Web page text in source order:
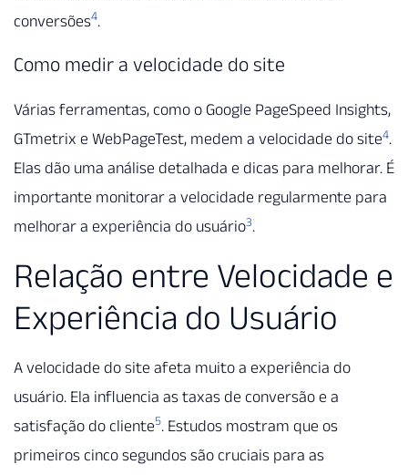
conversões4.
Como medir a velocidade do site
Várias ferramentas, como o Google PageSpeed Insights,
GTmetrix e WebPageTest, medem a velocidade do site4.
Elas dão uma análise detalhada e dicas para melhorar. É
importante monitorar a velocidade regularmente para
melhorar a experiência do usuário3.
Relação entre Velocidade e
Experiência do Usuário
A velocidade do site afeta muito a experiência do
usuário. Ela influencia as taxas de conversão e a
satisfação do cliente5. Estudos mostram que os
primeiros cinco segundos são cruciais para as